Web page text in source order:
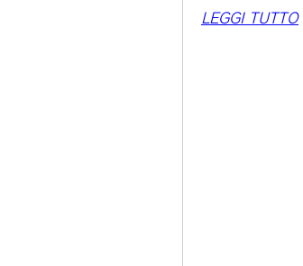
LEGGI TUTTO